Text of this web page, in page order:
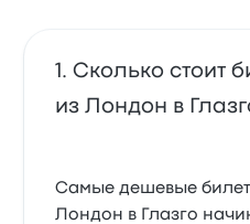
Сколько стоит
из Лондон в
Самые дешевые
Лондон в Глазго